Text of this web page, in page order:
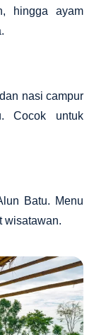
hingga ayam
nasi campur
Cocok untuk
Batu. Menu
wisatawan.